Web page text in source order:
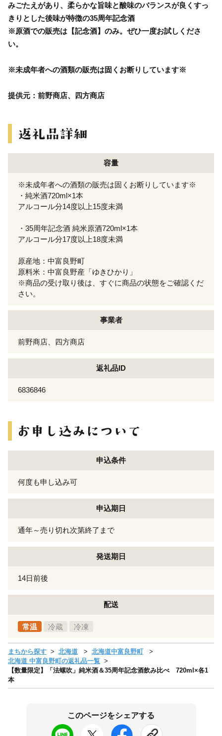
みごたえがあり、柔らかな旨味と酸味のバランスが良くすっ
きりとした後味が特徴の35周年記念酒
※原酒での販売は【記念酒】のみ。ぜひ一度お試しくださ
い。
※未成年者への酒類の販売は固くお断りしています※
提供元：前野商店、四方商店
容量
※未成年者への酒類の販売は固くお断りしています※
・純米酒720ml×1本
アルコール分14度以上15度未満
・35周年記念酒 純米原酒720ml×1本
アルコール分17度以上18度未満
原産地：中富良野町
原料米：中富良野産「ゆきひかり」
※商品の受け取り後は、すぐに商品の状態をご確認くだ
さい。
事業者
前野商店、四方商店
返礼品ID
6836846
申込条件
何度も申し込み可
申込期日
通年～売り切れ次第終了まで
発送期日
14日前後
配送
常温 冷蔵 冷凍
まちから探す 北海道
北海道中富良野町
北海道 中富良野町の返礼品一覧
【数量限定】「法螺吹」純米酒＆35周年記念酒飲み比べ 720ml×各1
本
このページをシェアする